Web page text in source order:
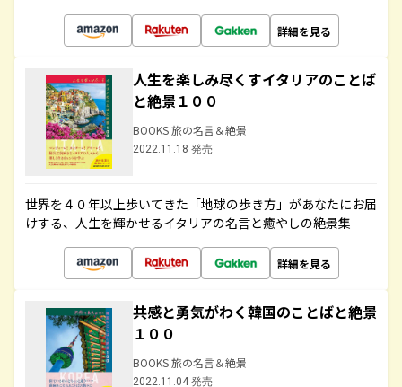
詳細を見る
人生を楽しみ尽くすイタリアのことば
と絶景１００
BOOKS 旅の名言＆絶景
2022.11.18 発売
世界を４０年以上歩いてきた「地球の歩き方」があなたにお届
けする、人生を輝かせるイタリアの名言と癒やしの絶景集
詳細を見る
共感と勇気がわく韓国のことばと絶景
１００
BOOKS 旅の名言＆絶景
2022.11.04 発売